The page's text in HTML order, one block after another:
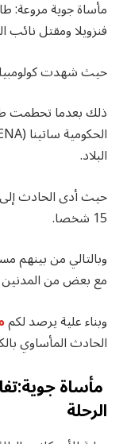
مأساة جوية مروعة:
فنزويلا ومقتل نائب
حيث شهدت كولومبيا الأربعاء
ذلك بعدما تحطمت
البلاد.
حيث أدى الحادث
15 شخصا.
وبالتالي من بينهم
مع بعض من
وبناء علية يرصد لكم
الحادث المأساوي
مأساة
الرحلة